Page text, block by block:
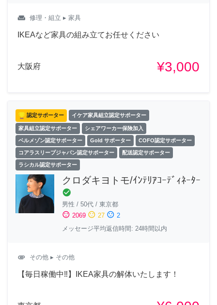
weekend 修理・組立 ▸ 家具
IKEAなど家具の組み立てお任せください
大阪府 ¥3,000
認定サポーター イケア家具組立認定サポーター
家具組立認定サポーター シェアワーカー保険加入
ベルメゾン認定サポーター Gold サポーター COFO認定サポーター
コアラスリープジャパン認定サポーター 配送認定サポーター
ラシカル認定サポーター
クロダキヨトモ/ｲﾝﾃﾘｱｺｰﾃﾞｨﾈｰﾀｰ
check_circle
男性 / 50代 / 東京都
sentiment_satisfied 2069 sentiment_neutral 27 sentiment_dissatisfied 2
メッセージ平均返信時間: 24時間以内
attachment その他 ▸ その他
【毎日稼働中‼︎】IKEA家具の解体いたします！